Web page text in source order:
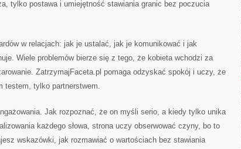
tylko postawa i umiejętność stawiania granic bez poczucia
w relacjach: jak je ustalać, jak je komunikować i jak
Wiele problemów bierze się z tego, że kobieta wchodzi za
ZatrzymajFaceta.pl pomaga odzyskać spokój i uczy, że
testem, tylko partnerstwem.
Jak rozpoznać, że on myśli serio, a kiedy tylko unika
każdego słowa, strona uczy obserwować czyny, bo to
wskazówki, jak rozmawiać o wartościach bez stawiania